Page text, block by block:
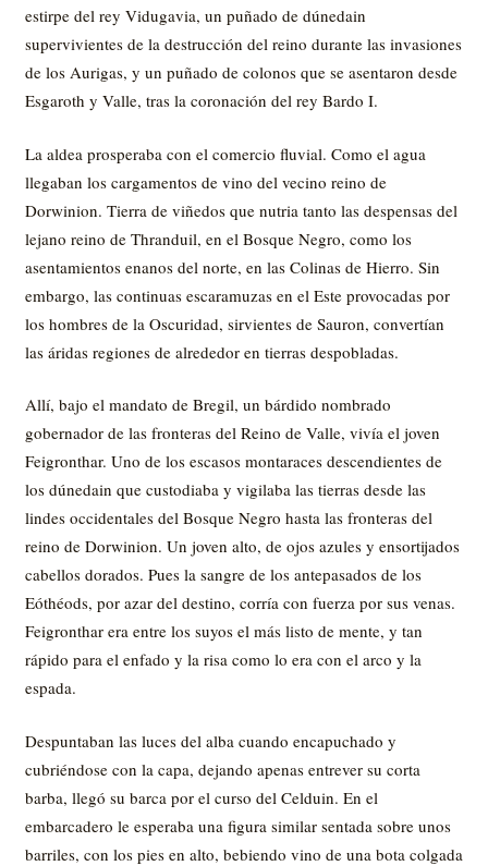
estirpe del rey Vidugavia, un puñado de dúnedain
supervivientes de la destrucción del reino durante las invasiones
de los Aurigas, y un puñado de colonos que se asentaron desde
Esgaroth y Valle, tras la coronación del rey Bardo I.
La aldea prosperaba con el comercio fluvial. Como el agua
llegaban los cargamentos de vino del vecino reino de
Dorwinion. Tierra de viñedos que nutria tanto las despensas del
lejano reino de Thranduil, en el Bosque Negro, como los
asentamientos enanos del norte, en las Colinas de Hierro. Sin
embargo, las continuas escaramuzas en el Este provocadas por
los hombres de la Oscuridad, sirvientes de Sauron, convertían
las áridas regiones de alrededor en tierras despobladas.
Allí, bajo el mandato de Bregil, un bárdido nombrado
gobernador de las fronteras del Reino de Valle, vivía el joven
Feigronthar. Uno de los escasos montaraces descendientes de
los dúnedain que custodiaba y vigilaba las tierras desde las
lindes occidentales del Bosque Negro hasta las fronteras del
reino de Dorwinion. Un joven alto, de ojos azules y ensortijados
cabellos dorados. Pues la sangre de los antepasados de los
Eóthéods, por azar del destino, corría con fuerza por sus venas.
Feigronthar era entre los suyos el más listo de mente, y tan
rápido para el enfado y la risa como lo era con el arco y la
espada.
Despuntaban las luces del alba cuando encapuchado y
cubriéndose con la capa, dejando apenas entrever su corta
barba, llegó su barca por el curso del Celduin. En el
embarcadero le esperaba una figura similar sentada sobre unos
barriles, con los pies en alto, bebiendo vino de una bota colgada